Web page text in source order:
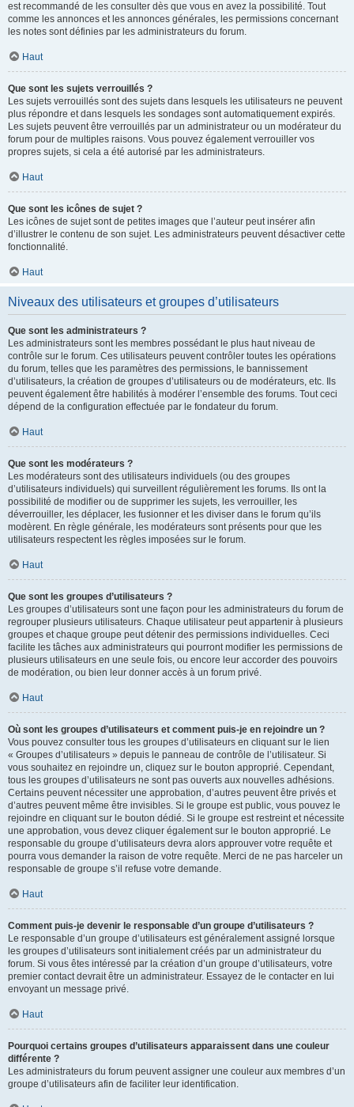
est recommandé de les consulter dès que vous en avez la possibilité. Tout
comme les annonces et les annonces générales, les permissions concernant
les notes sont définies par les administrateurs du forum.
Haut
Que sont les sujets verrouillés ?
Les sujets verrouillés sont des sujets dans lesquels les utilisateurs ne peuvent
plus répondre et dans lesquels les sondages sont automatiquement expirés.
Les sujets peuvent être verrouillés par un administrateur ou un modérateur du
forum pour de multiples raisons. Vous pouvez également verrouiller vos
propres sujets, si cela a été autorisé par les administrateurs.
Haut
Que sont les icônes de sujet ?
Les icônes de sujet sont de petites images que l’auteur peut insérer afin
d’illustrer le contenu de son sujet. Les administrateurs peuvent désactiver cette
fonctionnalité.
Haut
Niveaux des utilisateurs et groupes d’utilisateurs
Que sont les administrateurs ?
Les administrateurs sont les membres possédant le plus haut niveau de
contrôle sur le forum. Ces utilisateurs peuvent contrôler toutes les opérations
du forum, telles que les paramètres des permissions, le bannissement
d’utilisateurs, la création de groupes d’utilisateurs ou de modérateurs, etc. Ils
peuvent également être habilités à modérer l’ensemble des forums. Tout ceci
dépend de la configuration effectuée par le fondateur du forum.
Haut
Que sont les modérateurs ?
Les modérateurs sont des utilisateurs individuels (ou des groupes
d’utilisateurs individuels) qui surveillent régulièrement les forums. Ils ont la
possibilité de modifier ou de supprimer les sujets, les verrouiller, les
déverrouiller, les déplacer, les fusionner et les diviser dans le forum qu’ils
modèrent. En règle générale, les modérateurs sont présents pour que les
utilisateurs respectent les règles imposées sur le forum.
Haut
Que sont les groupes d’utilisateurs ?
Les groupes d’utilisateurs sont une façon pour les administrateurs du forum de
regrouper plusieurs utilisateurs. Chaque utilisateur peut appartenir à plusieurs
groupes et chaque groupe peut détenir des permissions individuelles. Ceci
facilite les tâches aux administrateurs qui pourront modifier les permissions de
plusieurs utilisateurs en une seule fois, ou encore leur accorder des pouvoirs
de modération, ou bien leur donner accès à un forum privé.
Haut
Où sont les groupes d’utilisateurs et comment puis-je en rejoindre un ?
Vous pouvez consulter tous les groupes d’utilisateurs en cliquant sur le lien
« Groupes d’utilisateurs » depuis le panneau de contrôle de l’utilisateur. Si
vous souhaitez en rejoindre un, cliquez sur le bouton approprié. Cependant,
tous les groupes d’utilisateurs ne sont pas ouverts aux nouvelles adhésions.
Certains peuvent nécessiter une approbation, d’autres peuvent être privés et
d’autres peuvent même être invisibles. Si le groupe est public, vous pouvez le
rejoindre en cliquant sur le bouton dédié. Si le groupe est restreint et nécessite
une approbation, vous devez cliquer également sur le bouton approprié. Le
responsable du groupe d’utilisateurs devra alors approuver votre requête et
pourra vous demander la raison de votre requête. Merci de ne pas harceler un
responsable de groupe s’il refuse votre demande.
Haut
Comment puis-je devenir le responsable d’un groupe d’utilisateurs ?
Le responsable d’un groupe d’utilisateurs est généralement assigné lorsque
les groupes d’utilisateurs sont initialement créés par un administrateur du
forum. Si vous êtes intéressé par la création d’un groupe d’utilisateurs, votre
premier contact devrait être un administrateur. Essayez de le contacter en lui
envoyant un message privé.
Haut
Pourquoi certains groupes d’utilisateurs apparaissent dans une couleur
différente ?
Les administrateurs du forum peuvent assigner une couleur aux membres d’un
groupe d’utilisateurs afin de faciliter leur identification.